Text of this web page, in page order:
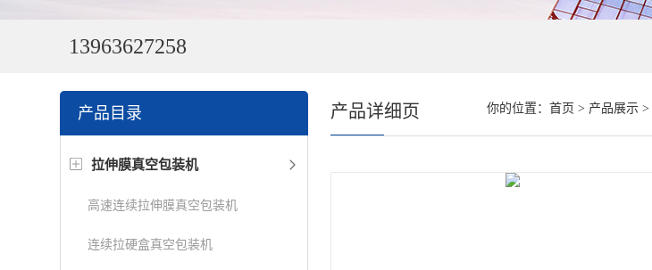
13963627258
产品目录
拉伸膜真空包装机
高速连续拉伸膜真空包装机
连续拉硬盒真空包装机
你的位置： 首页 > 产品展示>
产品详细页